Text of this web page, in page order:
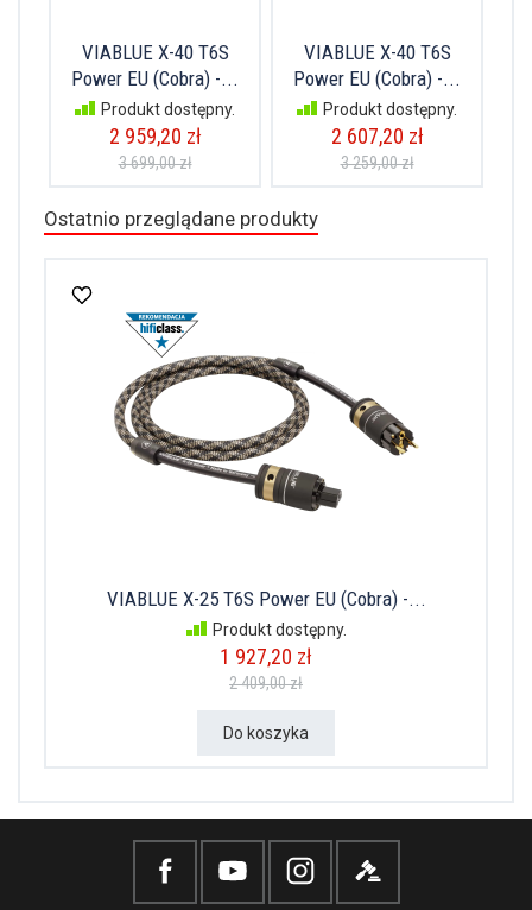
VIABLUE X-40 T6S
Power EU (Cobra) -...
Produkt dostępny.
2 959,20 zł
3 699,00 zł
VIABLUE X-40 T6S
Power EU (Cobra) -...
Produkt dostępny.
2 607,20 zł
3 259,00 zł
Ostatnio przeglądane produkty
VIABLUE X-25 T6S Power EU (Cobra) -...
Produkt dostępny.
1 927,20 zł
2 409,00 zł
Do koszyka